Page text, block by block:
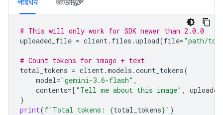
পাইথন জাভাস্ক্রিপ্ট
# This will only work for SDK newer than 2.0.0
uploaded_file = client. files .upload(file="path/to/
# Count tokens for image + text
total_tokens = client.models .count_tokens(
model="gemini-3.6-flash" ,
contents=[ "Tell me about this image" ,
)
print(f"Total tokens: {total_tokens}" )